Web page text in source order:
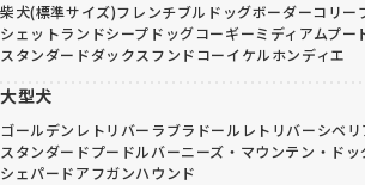
柴犬(標準サイズ)フレンチブルドッグボーダーコリー
シェットランドシープドッグコーギーミディアムプー
スタンダードダックスフンドコーイケルホンディエ
大型犬
ゴールデンレトリバー ラブラドールレトリバーシベ
スタンダードプードルバーニーズ・マウンテン・ドッ
シェパードアフガンハウンド